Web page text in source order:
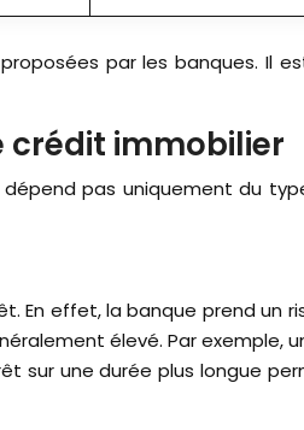
par les banques. Il
crédit immobilier
pas uniquement du
En effet, la banque prend un
élevé. Par
sur une durée plus longue